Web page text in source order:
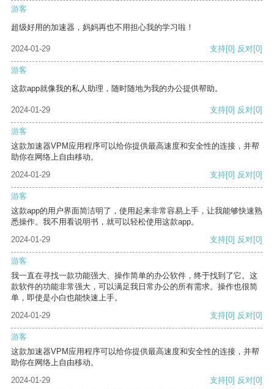
游客
超级好用的加速器，妈妈再也不用担心我的学习啦！
2024-01-29 支持[0] 反对[0]
游客
这款app就像我的私人助理，随时随地为我的办公提供帮助。
2024-01-29 支持[0] 反对[0]
游客
这款加速器VPM应用程序可以给你提供最高速度和安全性的连接，并帮
助你在网络上自由移动。
2024-01-29
支持[0] 反对[0]
游客
这款app的用户界面简洁明了，使用起来非常容易上手，让我能够快速熟
悉操作。我不用看说明书，就可以轻松使用这款app。
2024-01-29
支持[0] 反对[0]
游客
我一直在寻找一款功能强大、操作简单的办公软件，终于找到了它。这
款软件的功能非常强大，可以满足我日常办公的所有需求。操作也很简
单，即使是小白也能快速上手。
2024-01-29
支持[0] 反对[0]
游客
这款加速器VPM应用程序可以给你提供最高速度和安全性的连接，并帮
助你在网络上自由移动。
2024-01-29
支持[0] 反对[0]